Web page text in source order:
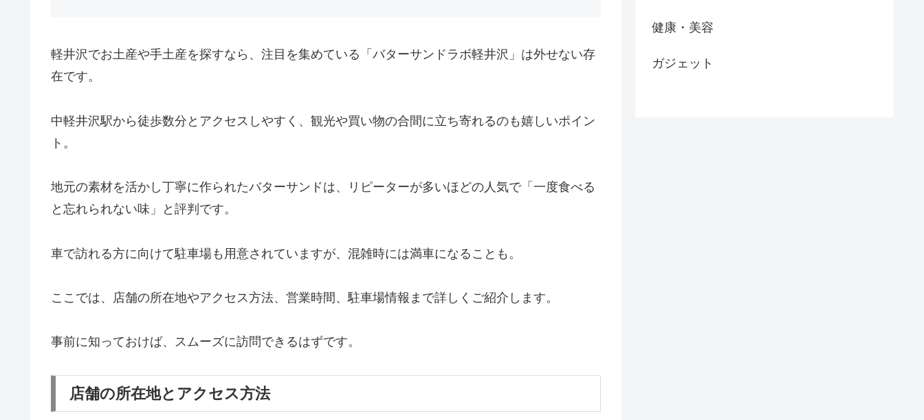
軽井沢でお土産や手土産を探すなら、注目を集めている「バターサンドラボ軽井沢」は外せない存
在です。
中軽井沢駅から徒歩数分とアクセスしやすく、観光や買い物の合間に立ち寄れるのも嬉しいポイン
ト。
地元の素材を活かし丁寧に作られたバターサンドは、リピーターが多いほどの人気で「一度食べる
と忘れられない味」と評判です。
車で訪れる方に向けて駐車場も用意されていますが、混雑時には満車になることも。
ここでは、店舗の所在地やアクセス方法、営業時間、駐車場情報まで詳しくご紹介します。
事前に知っておけば、スムーズに訪問できるはずです。
店舗の所在地とアクセス方法
健康・美容
ガジェット